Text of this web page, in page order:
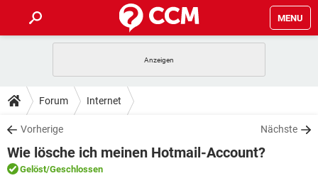
MENU
ANDROID
WINDOWS 10
WHATSAPP TIKTOK
FACEBOOK
TIPPS & TRICKS
SPIELE
WINDOWS 10
DOWNLOADS
SPIELE STREAMING
ANDROID
FORUM
Forum Internet
Vorherige Nächste
Wie lösche ich meinen Hotmail-Account?
Gelöst/Geschlossen